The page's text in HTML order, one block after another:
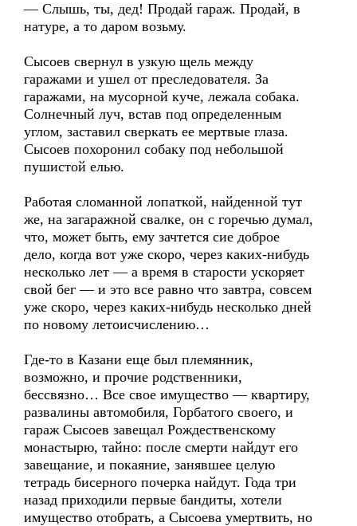
— Слышь, ты, дед! Продай гараж. Продай, в
натуре, а то даром возьму.
Сысоев свернул в узкую щель между
гаражами и ушел от преследователя. За
гаражами, на мусорной куче, лежала собака.
Солнечный луч, встав под определенным
углом, заставил сверкать ее мертвые глаза.
Сысоев похоронил собаку под небольшой
пушистой елью.
Работая сломанной лопаткой, найденной тут
же, на загаражной свалке, он с горечью думал,
что, может быть, ему зачтется сие доброе
дело, когда вот уже скоро, через каких-нибудь
несколько лет — а время в старости ускоряет
свой бег — и это все равно что завтра, совсем
уже скоро, через каких-нибудь несколько дней
по новому летоисчислению…
Где-то в Казани еще был племянник,
возможно, и прочие родственники,
бессвязно… Все свое имущество — квартиру,
развалины автомобиля, Горбатого своего, и
гараж Сысоев завещал Рождественскому
монастырю, тайно: после смерти найдут его
завещание, и покаяние, занявшее целую
тетрадь бисерного почерка найдут. Года три
назад приходили первые бандиты, хотели
имущество отобрать, а Сысоева умертвить, но